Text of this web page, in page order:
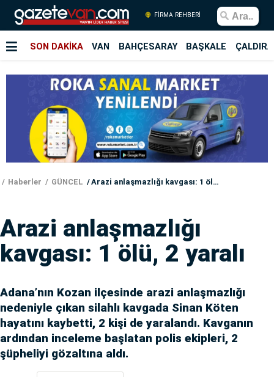
FİRMA REHBERİ
SON DAKİKA VAN BAHÇESARAY BAŞKALE
Haberler GÜNCEL Arazi anlaşmazlığı kavgası: 1 ölü, 2 yaralı
Arazi anlaşmazlığı
kavgası: 1 ölü, 2 yaralı
Adana’nın Kozan ilçesinde arazi anlaşmazlığı
nedeniyle çıkan silahlı kavgada Sinan Köten
hayatını kaybetti, 2 kişi de yaralandı. Kavganın
ardından inceleme başlatan polis ekipleri, 2
şüpheliyi gözaltına aldı.